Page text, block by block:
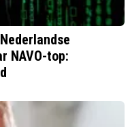
NAVO-top: